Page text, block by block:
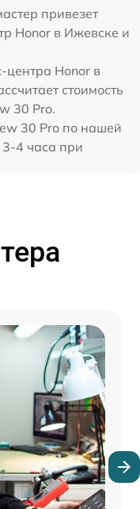
привезет
Honor в Ижевске и
центра Honor в
стоимость
30 Pro.
30 Pro по нашей
3-4 часа при